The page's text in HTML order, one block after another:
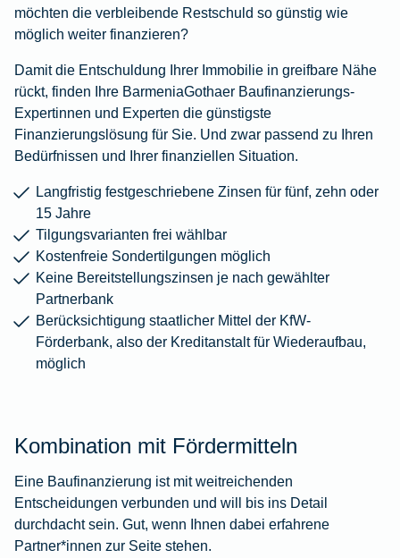
möchten die verbleibende Restschuld so günstig wie
möglich weiter finanzieren?
Damit die Entschuldung Ihrer Immobilie in greifbare Nähe
rückt, finden Ihre BarmeniaGothaer Baufinanzierungs-
Expertinnen und Experten die günstigste
Finanzierungslösung für Sie. Und zwar passend zu Ihren
Bedürfnissen und Ihrer finanziellen Situation.
Langfristig festgeschriebene Zinsen für fünf, zehn oder
15 Jahre
Tilgungsvarianten frei wählbar
Kostenfreie Sondertilgungen möglich
Keine Bereitstellungszinsen je nach gewählter
Partnerbank
Berücksichtigung staatlicher Mittel der KfW-
Förderbank, also der Kreditanstalt für Wiederaufbau,
möglich
Kombination mit Fördermitteln
Eine Baufinanzierung ist mit weitreichenden
Entscheidungen verbunden und will bis ins Detail
durchdacht sein. Gut, wenn Ihnen dabei erfahrene
Partner*innen zur Seite stehen.